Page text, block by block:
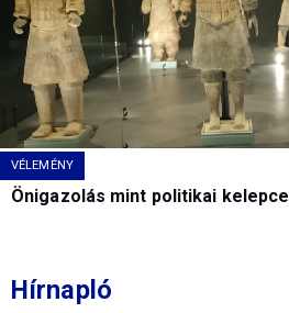
VÉLEMÉNY
Önigazolás mint politikai kelepce
Hírnapló